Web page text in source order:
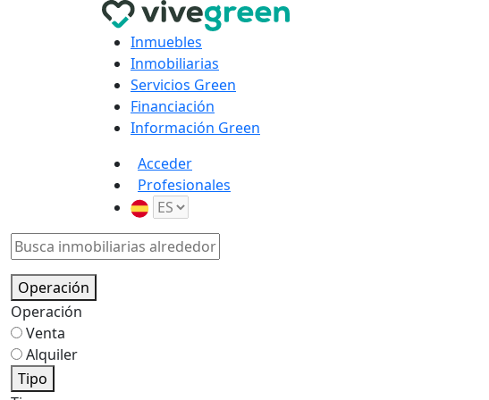
Inmuebles
Inmobiliarias
Servicios Green
Financiación
Información Green
Acceder
Profesionales
Operación
Operación
Venta
Alquiler
Tipo